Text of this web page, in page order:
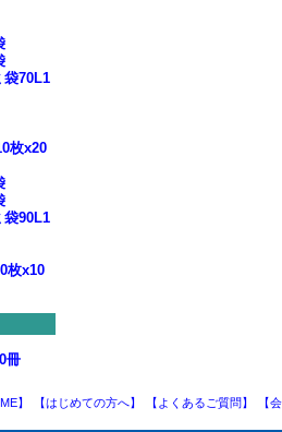
袋70L1
枚x20
袋90L1
枚x10
冊
】 【はじめての方へ】 【よくあるご質問】 【